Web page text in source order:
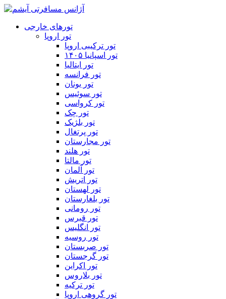
تورهای خارجی
تور اروپا
تور ترکیبی اروپا
تور اسپانیا ۱۴۰۵
تور ایتالیا
تور فرانسه
تور یونان
تور سوئیس
تور کرواسی
تور چک
تور بلژیک
تور پرتغال
تور مجارستان
تور هلند
تور مالتا
تور آلمان
تور اتریش
تور لهستان
تور بلغارستان
تور رومانی
تور قبرس
تور انگلیس
تور روسیه
تور صربستان
تور گرجستان
تور اکراین
تور بلاروس
تور ترکیه
تور گروهی اروپا